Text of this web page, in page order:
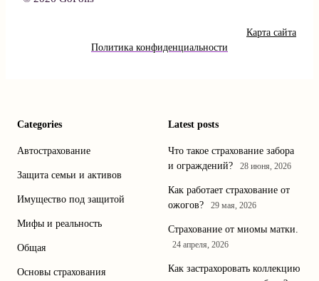
Карта сайта
Политика конфиденциальности
Categories
Автострахование
Защита семьи и активов
Имущество под защитой
Мифы и реальность
Общая
Основы страхования
Latest posts
Что такое страхование забора
и ограждений?
28 июня, 2026
Как работает страхование от
ожогов?
29 мая, 2026
Страхование от миомы матки.
24 апреля, 2026
Как застрахоровать коллекцию